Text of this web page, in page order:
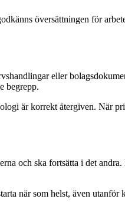
översättningen för
eller
begrepp.
är korrekt återgiven. När
och ska fortsätta i det
när som helst, även